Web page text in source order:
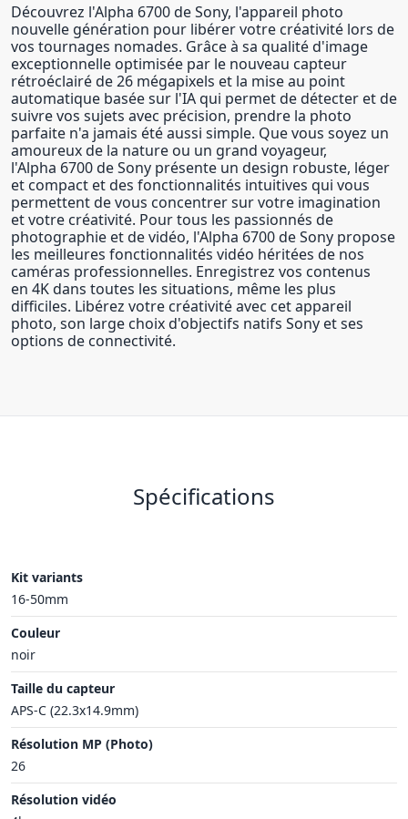
Découvrez l'Alpha 6700 de Sony, l'appareil photo
nouvelle génération pour libérer votre créativité lors de
vos tournages nomades. Grâce à sa qualité d'image
exceptionnelle optimisée par le nouveau capteur
rétroéclairé de 26 mégapixels et la mise au point
automatique basée sur l'IA qui permet de détecter et de
suivre vos sujets avec précision, prendre la photo
parfaite n'a jamais été aussi simple. Que vous soyez un
amoureux de la nature ou un grand voyageur,
l'Alpha 6700 de Sony présente un design robuste, léger
et compact et des fonctionnalités intuitives qui vous
permettent de vous concentrer sur votre imagination
et votre créativité. Pour tous les passionnés de
photographie et de vidéo, l'Alpha 6700 de Sony propose
les meilleures fonctionnalités vidéo héritées de nos
caméras professionnelles. Enregistrez vos contenus
en 4K dans toutes les situations, même les plus
difficiles. Libérez votre créativité avec cet appareil
photo, son large choix d'objectifs natifs Sony et ses
options de connectivité.
Spécifications
Kit variants
16-50mm
Couleur
noir
Taille du capteur
APS-C (22.3x14.9mm)
Résolution MP (Photo)
26
Résolution vidéo